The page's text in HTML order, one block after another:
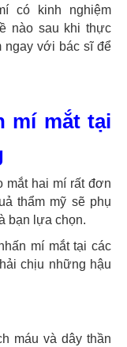
có kinh nghiệm
nào sau khi thực
ngay với bác sĩ để
mí mắt tại
mắt hai mí rất đơn
thẩm mỹ sẽ phụ
bạn lựa chọn.
mí mắt tại các
chịu những hậu
máu và dây thần